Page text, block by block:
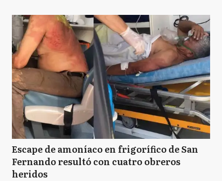
Escape de amoníaco en frigorífico de San
Fernando resultó con cuatro obreros
heridos